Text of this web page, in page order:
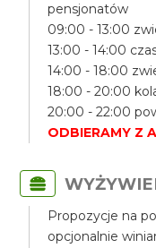
pensjonatów
09:00 - 13:00
13:00 - 14:00
14:00 - 18:00
18:00 - 20:00
20:00 - 22:00
ODBIERAMY Z
Propozycje na
opcjonalnie